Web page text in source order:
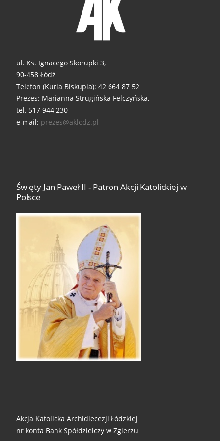
ul. Ks. Ignacego Skorupki 3,
90-458 Łódź
Telefon (Kuria Biskupia): 42 664 87 52
Prezes: Marianna Strugińska-Felczyńska,
tel. 517 944 230
e-mail: prezes@aklodz.pl
Święty Jan Paweł II - Patron Akcji Katolickiej w
Polsce
Akcja Katolicka Archidiecezji Łódzkiej
nr konta Bank Spółdzielczy w Zgierzu